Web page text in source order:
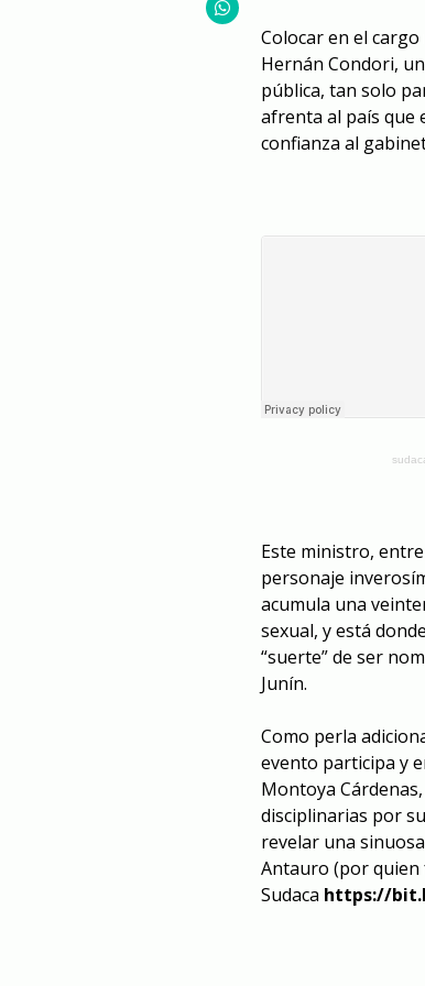
Colocar en el
Hernán Condori,
pública, tan solo
afrenta al país que
confianza al
Este ministro,
personaje
acumula una
sexual, y está
“suerte” de ser
Junín.
Como perla
evento participa y
Montoya
disciplinarias por
revelar una
Antauro (por quien
Sudaca https://